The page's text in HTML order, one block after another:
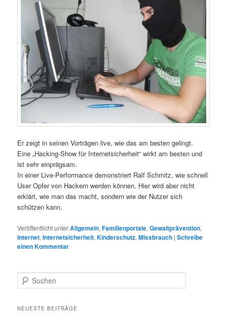
Er zeigt in seinen Vorträgen live, wie das am besten gelingt.
Eine „Hacking-Show für Internetsicherheit“ wirkt am besten und
ist sehr einprägsam.
In einer Live-Performance demonstriert Ralf Schmitz, wie schnell
User Opfer von Hackern werden können. Hier wird aber nicht
erklärt, wie man das macht, sondern wie der Nutzer sich
schützen kann.
Veröffentlicht unterAllgemein,Familienportale,Gewaltprävention,
Internet,Internetsicherheit,Kinderschutz,Missbrauch |Schreibe
einen Kommentar
u
h
NEUESTE BEITRÄGE